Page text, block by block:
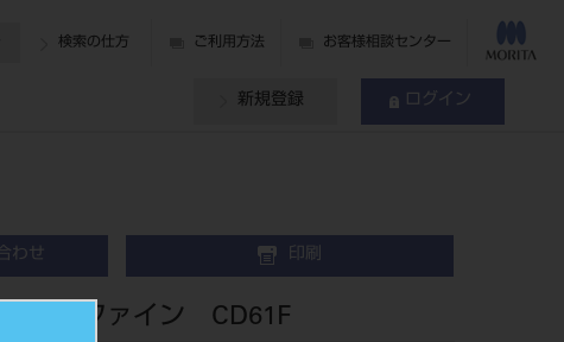
検索の仕方 ご利用方法 お客様相談センター
新規登録 ログイン
わせ 印刷
ー5入ファイン CD61F